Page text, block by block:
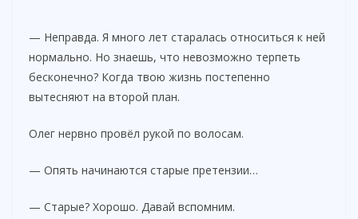
V
i
e
— Неправда. Я много лет старалась относиться к ней
нормально. Но знаешь, что невозможно терпеть
бесконечно? Когда твою жизнь постепенно
вытесняют на второй план.
Олег нервно провёл рукой по волосам.
— Опять начинаются старые претензии…
— Старые? Хорошо. Давай вспомним.